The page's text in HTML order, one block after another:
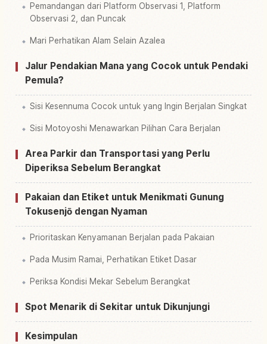
Pemandangan dari Platform Observasi 1, Platform
Observasi 2, dan Puncak
Mari Perhatikan Alam Selain Azalea
Jalur Pendakian Mana yang Cocok untuk Pendaki
Pemula?
Sisi Kesennuma Cocok untuk yang Ingin Berjalan Singkat
Sisi Motoyoshi Menawarkan Pilihan Cara Berjalan
Area Parkir dan Transportasi yang Perlu
Diperiksa Sebelum Berangkat
Pakaian dan Etiket untuk Menikmati Gunung
Tokusenjō dengan Nyaman
Prioritaskan Kenyamanan Berjalan pada Pakaian
Pada Musim Ramai, Perhatikan Etiket Dasar
Periksa Kondisi Mekar Sebelum Berangkat
Spot Menarik di Sekitar untuk Dikunjungi
Kesimpulan